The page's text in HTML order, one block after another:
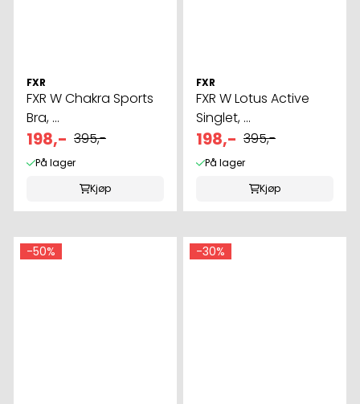
FXR
FXR W Chakra Sports
Bra, ...
198,- 395,-
På lager
Kjøp
FXR
FXR W Lotus Active
Singlet, ...
198,- 395,-
På lager
Kjøp
-50% -30%